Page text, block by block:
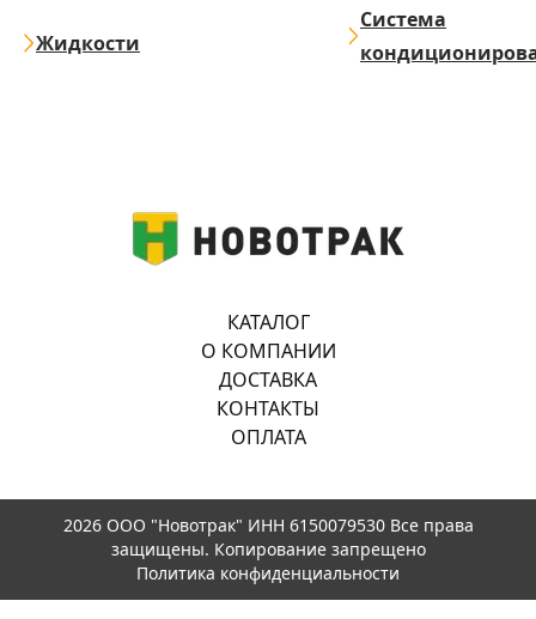
Жидкости
Система
КАТАЛОГ
О КОМПАНИИ
ДОСТАВКА
КОНТАКТЫ
ОПЛАТА
2026 ООО "Новотрак" ИНН 6150079530 Все права
защищены. Копирование запрещено
Политика конфиденциальности